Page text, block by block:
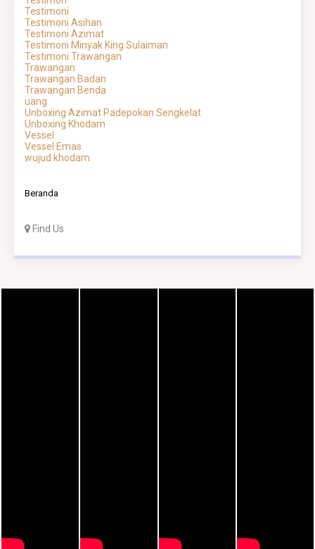
Testimoni
Testimoni Asihan
Testimoni Azimat
Testimoni Minyak King Sulaiman
Testimoni Trawangan
Trawangan
Trawangan Badan
Trawangan Benda
uang
Unboxing Azimat Padepokan Sengkelat
Unboxing Khodam
Vessel
Vessel Emas
wujud khodam
Beranda
Find Us